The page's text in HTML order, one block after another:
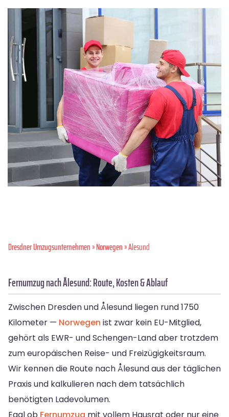
Dresdner Umzugsunternehmen»Norwegen» Alesund
Fernumzug nach Ålesund: Route, Kosten & Ablauf
Zwischen Dresden und Ålesund liegen rund 1750
Kilometer — Norwegen ist zwar kein EU-Mitglied,
gehört als EWR- und Schengen-Land aber trotzdem
zum europäischen Reise- und Freizügigkeitsraum.
Wir kennen die Route nach Ålesund aus der täglichen
Praxis und kalkulieren nach dem tatsächlich
benötigten Ladevolumen.